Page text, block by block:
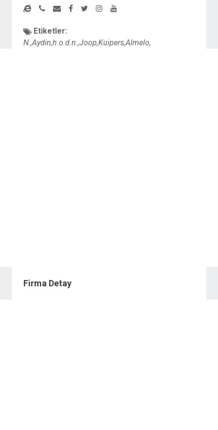
Etiketler:
N.,Aydin,h.o.d.n.,Joop,Kuipers,Almelo,
Firma Detay